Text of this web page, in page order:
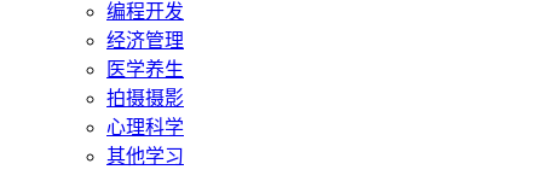
编程开发
经济管理
医学养生
拍摄摄影
心理科学
其他学习